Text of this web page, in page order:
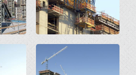
Open